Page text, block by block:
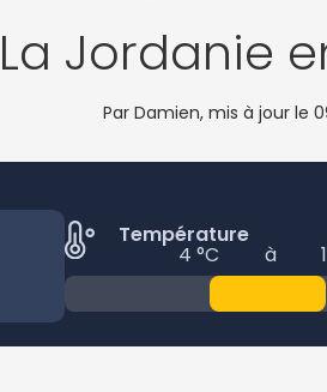
La Jordanie
Par Damien, mis à jour le
Température
4 °C à